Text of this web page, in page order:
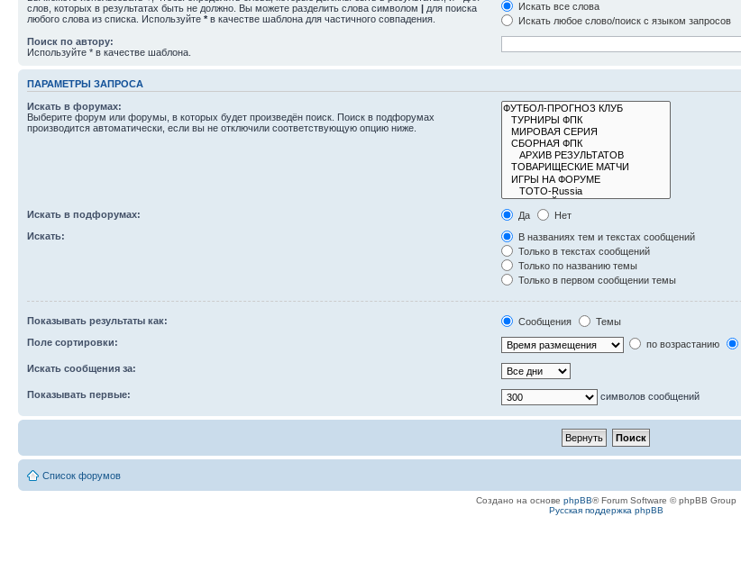
слов, которых в результатах быть не должно. Вы можете разделить слова символом | для поиска
любого слова из списка. Используйте * в качестве шаблона для частичного совпадения.
Искать все слова
Искать любое слово/поиск с языком запросов
Поиск по автору:
Используйте * в качестве шаблона.
ПАРАМЕТРЫ ЗАПРОСА
Искать в форумах:
Выберите форум или форумы, в которых будет произведён поиск. Поиск в подфорумах
производится автоматически, если вы не отключили соответствующую опцию ниже.
Искать в подфорумах: Да
Нет
Искать:
В названиях тем и текстах сообщений
Только в текстах сообщений
Только по названию темы
Только в первом сообщении темы
Показывать результаты как: Сообщения
Темы
Поле сортировки:
по возрастанию
Искать сообщения за:
Показывать первые: символов сообщений
Список форумов
Создано на основе phpBB® Forum Software © phpBB Group
Русская поддержка phpBB